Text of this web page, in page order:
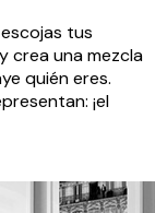
tus
crea una mezcla
quién eres.
¡el